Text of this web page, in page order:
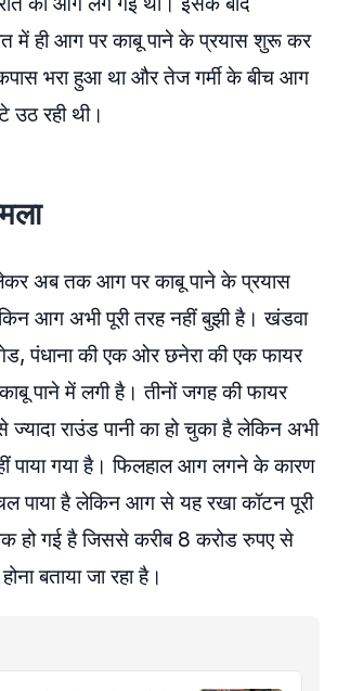
में ही आग पर काबू पाने के प्रयास शुरू कर
भरा हुआ था और तेज गर्मी के बीच आग
रही थी।
अब तक आग पर काबू पाने के प्रयास
आग अभी पूरी तरह नहीं बुझी है। खंडवा
पंधाना की एक ओर छनेरा की एक फायर
पाने में लगी है। तीनों जगह की फायर
राउंड पानी का हो चुका है लेकिन अभी
पाया गया है। फिलहाल आग लगने के कारण
पाया है लेकिन आग से यह रखा कॉटन पूरी
हो गई है जिससे करीब 8 करोड रुपए से
बताया जा रहा है।